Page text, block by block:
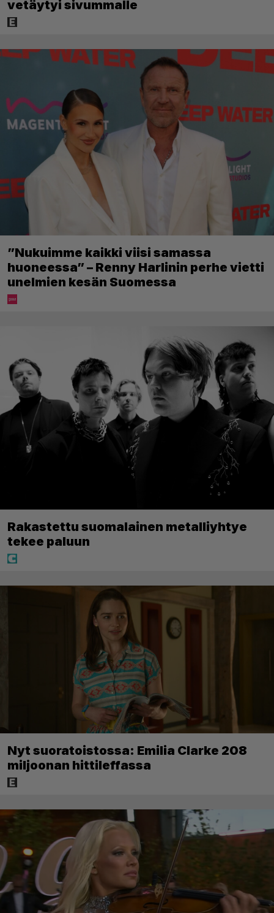
vetäytyi sivummalle
”Nukuimme kaikki viisi samassa
huoneessa” – Renny Harlinin perhe vietti
unelmien kesän Suomessa
Rakastettu suomalainen metalliyhtye
tekee paluun
Nyt suoratoistossa: Emilia Clarke 208
miljoonan hittileffassa